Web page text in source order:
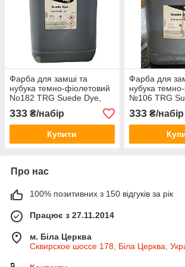
Фарба для замші та
нубука темно-фіолетовий
No182 TRG Suede Dye,
333 ₴/набір
Купити
Фарба для
нубука
№106 TRG
333₴/набір
Про нас
100% позитивних з 150 відгуків за рік
Працює з 27.11.2014
м. Біла Церква
Сквирское шоссе 178, Біла Церква,